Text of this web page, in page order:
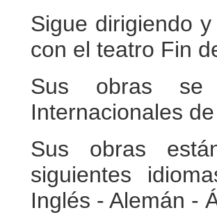
Sigue dirigiendo
con el teatro Fin
Sus obras se
Internacionales
Sus obras
siguientes
Inglés - Alemán -